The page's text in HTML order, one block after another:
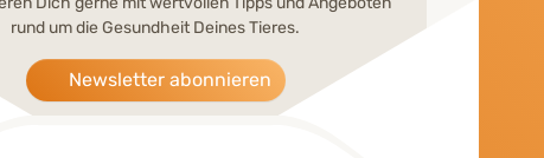
rund um die Gesundheit Deines Tieres.
Newsletter abonnieren